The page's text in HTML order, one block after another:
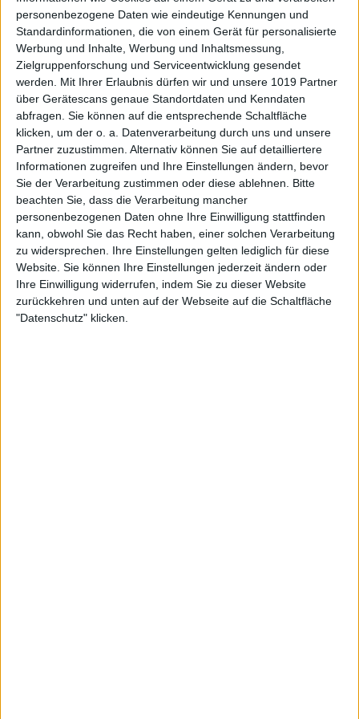
personenbezogene Daten wie eindeutige Kennungen und
Standardinformationen, die von einem Gerät für personalisierte
Werbung und Inhalte, Werbung und Inhaltsmessung,
Zielgruppenforschung und Serviceentwicklung gesendet
werden.
Mit Ihrer Erlaubnis dürfen wir und unsere 1019 Partner
über Gerätescans genaue Standortdaten und Kenndaten
abfragen. Sie können auf die entsprechende Schaltfläche
klicken, um der o. a. Datenverarbeitung durch uns und unsere
Partner zuzustimmen. Alternativ können Sie auf detailliertere
Informationen zugreifen und Ihre Einstellungen ändern, bevor
Sie der Verarbeitung zustimmen oder diese ablehnen.
Bitte
beachten Sie, dass die Verarbeitung mancher
personenbezogenen Daten ohne Ihre Einwilligung stattfinden
kann, obwohl Sie das Recht haben, einer solchen Verarbeitung
zu widersprechen. Ihre Einstellungen gelten lediglich für diese
Website. Sie können Ihre Einstellungen jederzeit ändern oder
Ihre Einwilligung widerrufen, indem Sie zu dieser Website
zurückkehren und unten auf der Webseite auf die Schaltfläche
"Datenschutz" klicken.